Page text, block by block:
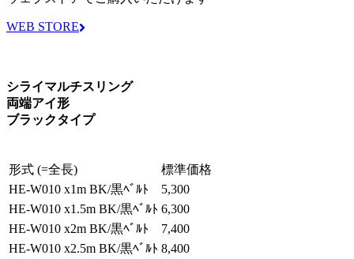
WEB STORE
シライマルチスリング
両端アイ形
ブラックタイプ
形式 (=全長)
標準価格
HE-W010 x1m BK/黒ﾍﾞﾙﾄ
5,300
HE-W010 x1.5m BK/黒ﾍﾞﾙﾄ 6,300
HE-W010 x2m BK/黒ﾍﾞﾙﾄ
7,400
HE-W010 x2.5m BK/黒ﾍﾞﾙﾄ 8,400